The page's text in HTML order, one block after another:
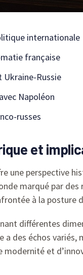
internationale
française
Ukraine-Russie
Napoléon
russes
et
une perspective
marqué par
à la posture
différentes
des échos
modernité et